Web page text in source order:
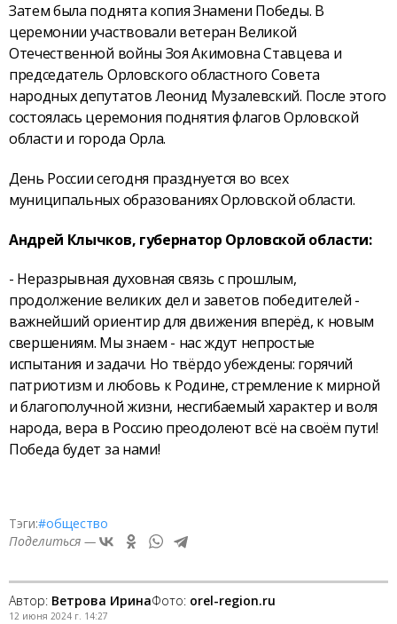
Затем была поднята копия Знамени Победы. В
церемонии участвовали ветеран Великой
Отечественной войны Зоя Акимовна Ставцева и
председатель Орловского областного Совета
народных депутатов Леонид Музалевский. После этого
состоялась церемония поднятия флагов Орловской
области и города Орла.
День России сегодня празднуется во всех
муниципальных образованиях Орловской области.
Андрей Клычков, губернатор Орловской области:
- Неразрывная духовная связь с прошлым,
продолжение великих дел и заветов победителей -
важнейший ориентир для движения вперёд, к новым
свершениям. Мы знаем - нас ждут непростые
испытания и задачи. Но твёрдо убеждены: горячий
патриотизм и любовь к Родине, стремление к мирной
и благополучной жизни, несгибаемый характер и воля
народа, вера в Россию преодолеют всё на своём пути!
Победа будет за нами!
Тэги:#общество
Поделиться —
Автор: Ветрова ИринаФото: orel-region.ru
12 июня 2024 г. 14:27